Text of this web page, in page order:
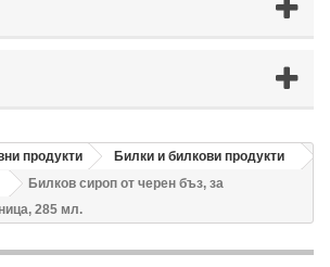
продукти
Билки и билкови продукти
Билков сироп от черен бъз, за
285 мл.